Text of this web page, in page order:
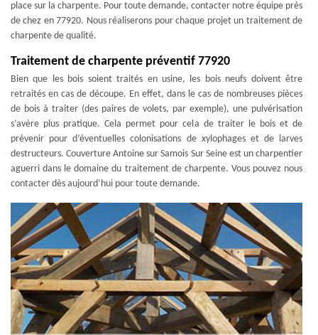
place sur la charpente. Pour toute demande, contacter notre équipe près
de chez en 77920. Nous réaliserons pour chaque projet un traitement de
charpente de qualité.
Traitement de charpente préventif 77920
Bien que les bois soient traités en usine, les bois neufs doivent être
retraités en cas de découpe. En effet, dans le cas de nombreuses pièces
de bois à traiter (des paires de volets, par exemple), une pulvérisation
s’avère plus pratique. Cela permet pour cela de traiter le bois et de
prévenir pour d’éventuelles colonisations de xylophages et de larves
destructeurs. Couverture Antoine sur Samois Sur Seine est un charpentier
aguerri dans le domaine du traitement de charpente. Vous pouvez nous
contacter dès aujourd’hui pour toute demande.